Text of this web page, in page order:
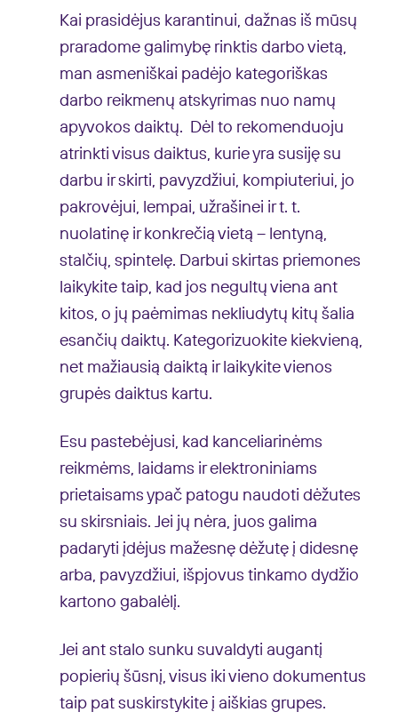
Kai prasidėjus karantinui, dažnas iš mūsų
praradome galimybę rinktis darbo vietą,
man asmeniškai padėjo kategoriškas
darbo reikmenų atskyrimas nuo namų
apyvokos daiktų. Dėl to rekomenduoju
atrinkti visus daiktus, kurie yra susiję su
darbu ir skirti, pavyzdžiui, kompiuteriui, jo
pakrovėjui, lempai, užrašinei ir t. t.
nuolatinę ir konkrečią vietą – lentyną,
stalčių, spintelę. Darbui skirtas priemones
laikykite taip, kad jos negultų viena ant
kitos, o jų paėmimas nekliudytų kitų šalia
esančių daiktų. Kategorizuokite kiekvieną,
net mažiausią daiktą ir laikykite vienos
grupės daiktus kartu.
Esu pastebėjusi, kad kanceliarinėms
reikmėms, laidams ir elektroniniams
prietaisams ypač patogu naudoti dėžutes
su skirsniais. Jei jų nėra, juos galima
padaryti įdėjus mažesnę dėžutę į didesnę
arba, pavyzdžiui, išpjovus tinkamo dydžio
kartono gabalėlį.
Jei ant stalo sunku suvaldyti augantį
popierių šūsnį, visus iki vieno dokumentus
taip pat suskirstykite į aiškias grupes.